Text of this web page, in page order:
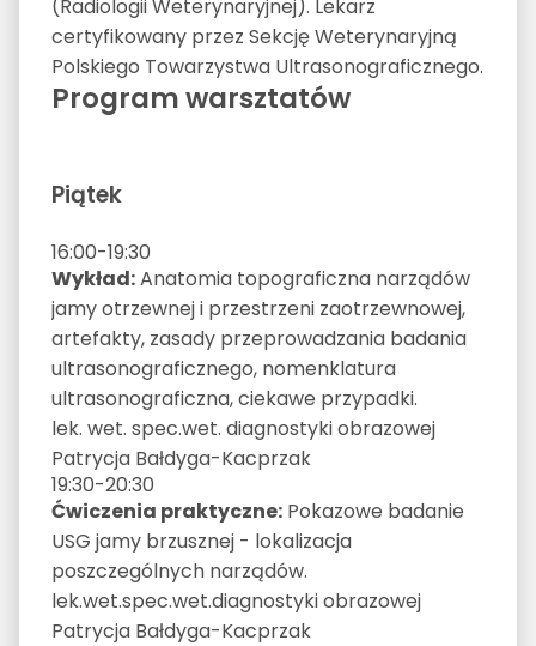
(Radiologii Weterynaryjnej). Lekarz
certyfikowany przez Sekcję Weterynaryjną
Polskiego Towarzystwa Ultrasonograficznego.
Program warsztatów
Piątek
16:00-19:30
Wykład:Anatomia topograficzna narządów
jamy otrzewnej i przestrzeni zaotrzewnowej,
artefakty, zasady przeprowadzania badania
ultrasonograficznego, nomenklatura
ultrasonograficzna, ciekawe przypadki.
lek. wet. spec.wet. diagnostyki obrazowej
Patrycja Bałdyga-Kacprzak
19:30-20:30
Ćwiczenia praktyczne:Pokazowe badanie
USG jamy brzusznej - lokalizacja
poszczególnych narządów.
lek.wet.spec.wet.diagnostyki obrazowej
Patrycja Bałdyga-Kacprzak